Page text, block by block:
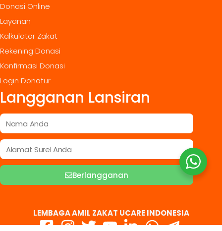
Donasi Online
Layanan
Kalkulator Zakat
Rekening Donasi
Konfirmasi Donasi
Login Donatur
Langganan Lansiran
Berlangganan
LEMBAGA AMIL ZAKAT UCARE INDONESIA